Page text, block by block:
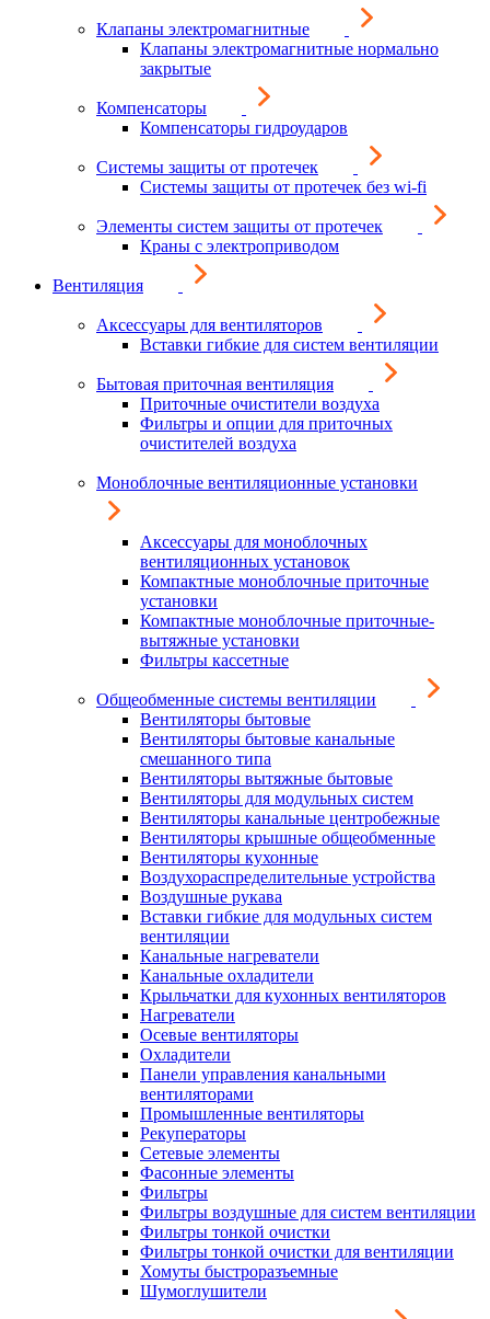
Клапаны электромагнитные
Клапаны электромагнитные нормально
закрытые
Компенсаторы
Компенсаторы гидроударов
Системы защиты от протечек
Системы защиты от протечек без wi-fi
Элементы систем защиты от протечек
Краны с электроприводом
Вентиляция
Аксессуары для вентиляторов
Вставки гибкие для систем вентиляции
Бытовая приточная вентиляция
Приточные очистители воздуха
Фильтры и опции для приточных
очистителей воздуха
Моноблочные вентиляционные установки
Аксессуары для моноблочных
вентиляционных установок
Компактные моноблочные приточные
установки
Компактные моноблочные приточные-
вытяжные установки
Фильтры кассетные
Общеобменные системы вентиляции
Вентиляторы бытовые
Вентиляторы бытовые канальные
смешанного типа
Вентиляторы вытяжные бытовые
Вентиляторы для модульных систем
Вентиляторы канальные центробежные
Вентиляторы крышные общеобменные
Вентиляторы кухонные
Воздухораспределительные устройства
Воздушные рукава
Вставки гибкие для модульных систем
вентиляции
Канальные нагреватели
Канальные охладители
Крыльчатки для кухонных вентиляторов
Нагреватели
Осевые вентиляторы
Охладители
Панели управления канальными
вентиляторами
Промышленные вентиляторы
Рекуператоры
Сетевые элементы
Фасонные элементы
Фильтры
Фильтры воздушные для систем вентиляции
Фильтры тонкой очистки
Фильтры тонкой очистки для вентиляции
Хомуты быстроразъемные
Шумоглушители